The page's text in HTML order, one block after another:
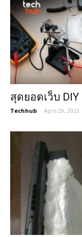
สุดยอดเว็บ
Techhub - April 29, 2023